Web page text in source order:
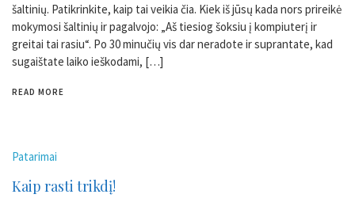
šaltinių. Patikrinkite, kaip tai veikia čia. Kiek iš jūsų kada nors prireikė
mokymosi šaltinių ir pagalvojo: „Aš tiesiog šoksiu į kompiuterį ir
greitai tai rasiu“. Po 30 minučių vis dar neradote ir suprantate, kad
sugaištate laiko ieškodami, […]
READ MORE
Patarimai
Kaip rasti trikdį!